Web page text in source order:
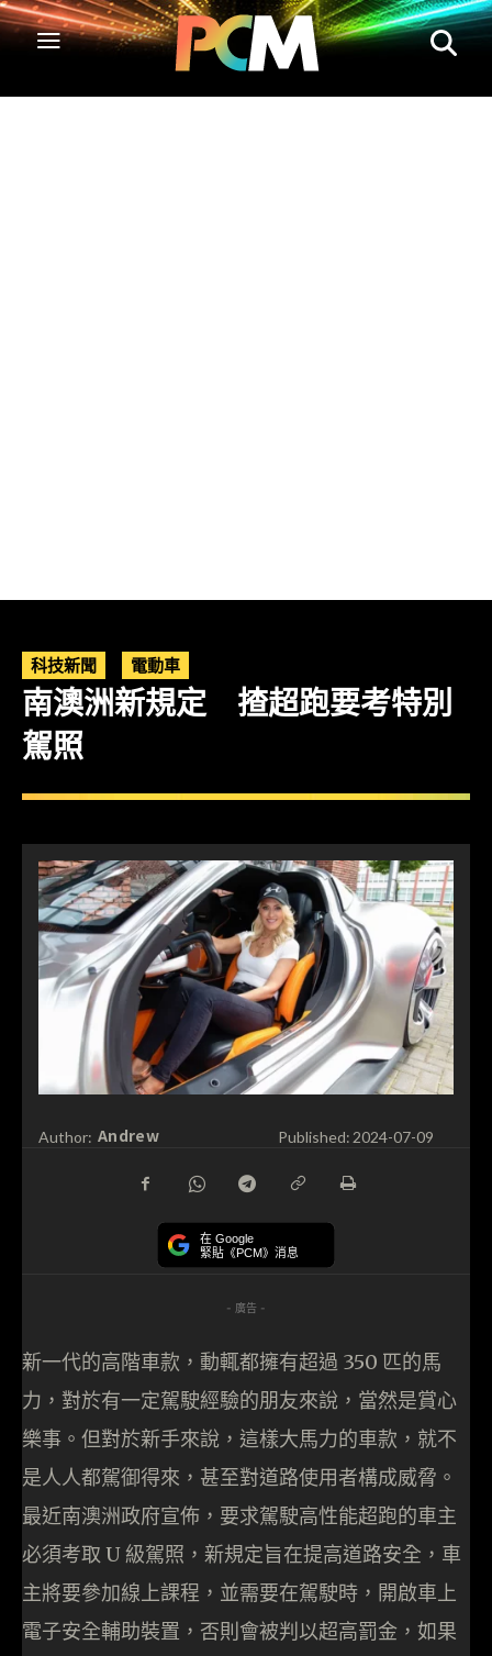
科技新聞 電動車
南澳洲新規定 揸超跑要考特別
駕照
Author: Andrew Published: 2024-07-09
在 Google
緊貼《PCM》消息
- 廣告 -
新一代的高階車款，動輒都擁有超過 350 匹的馬
力，對於有一定駕駛經驗的朋友來說，當然是賞心
樂事。但對於新手來說，這樣大馬力的車款，就不
是人人都駕御得來，甚至對道路使用者構成威脅。
最近南澳洲政府宣佈，要求駕駛高性能超跑的車主
必須考取 U 級駕照，新規定旨在提高道路安全，車
主將要參加線上課程，並需要在駕駛時，開啟車上
電子安全輔助裝置，否則會被判以超高罰金，如果